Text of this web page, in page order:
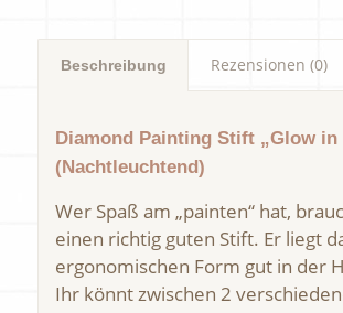
Beschreibung Rezensionen (0)
Diamond Painting Stift „Glow in
(Nachtleuchtend)
Wer Spaß am „painten“ hat,
einen richtig guten Stift. Er liegt
ergonomischen Form gut in der
Ihr könnt zwischen 2